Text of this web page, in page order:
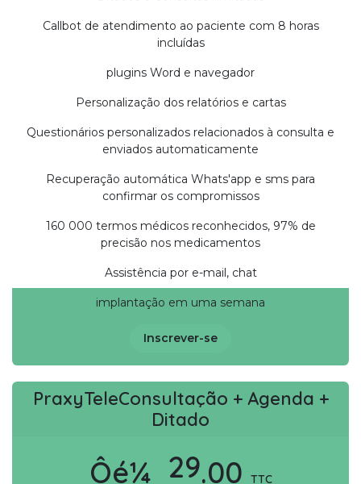
Callbot de atendimento ao paciente com 8 horas
incluídas
plugins Word e navegador
Personalização dos relatórios e cartas
Questionários personalizados relacionados à consulta e
enviados automaticamente
Recuperação automática Whats'app e sms para
confirmar os compromissos
160 000 termos médicos reconhecidos, 97% de
precisão nos medicamentos
Assistência por e-mail, chat
implantação em uma semana
Inscrever-se
PraxyTeleConsultação + Agenda +
Ditado
Ôé¼ 29.00 TTC